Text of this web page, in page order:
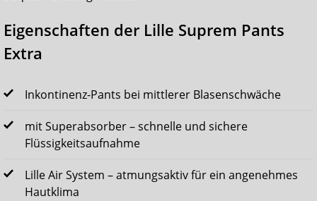
Eigenschaften der Lille Suprem Pants
Extra
Inkontinenz-Pants bei mittlerer Blasenschwäche
mit Superabsorber – schnelle und sichere
Flüssigkeitsaufnahme
Lille Air System – atmungsaktiv für ein angenehmes
Hautklima